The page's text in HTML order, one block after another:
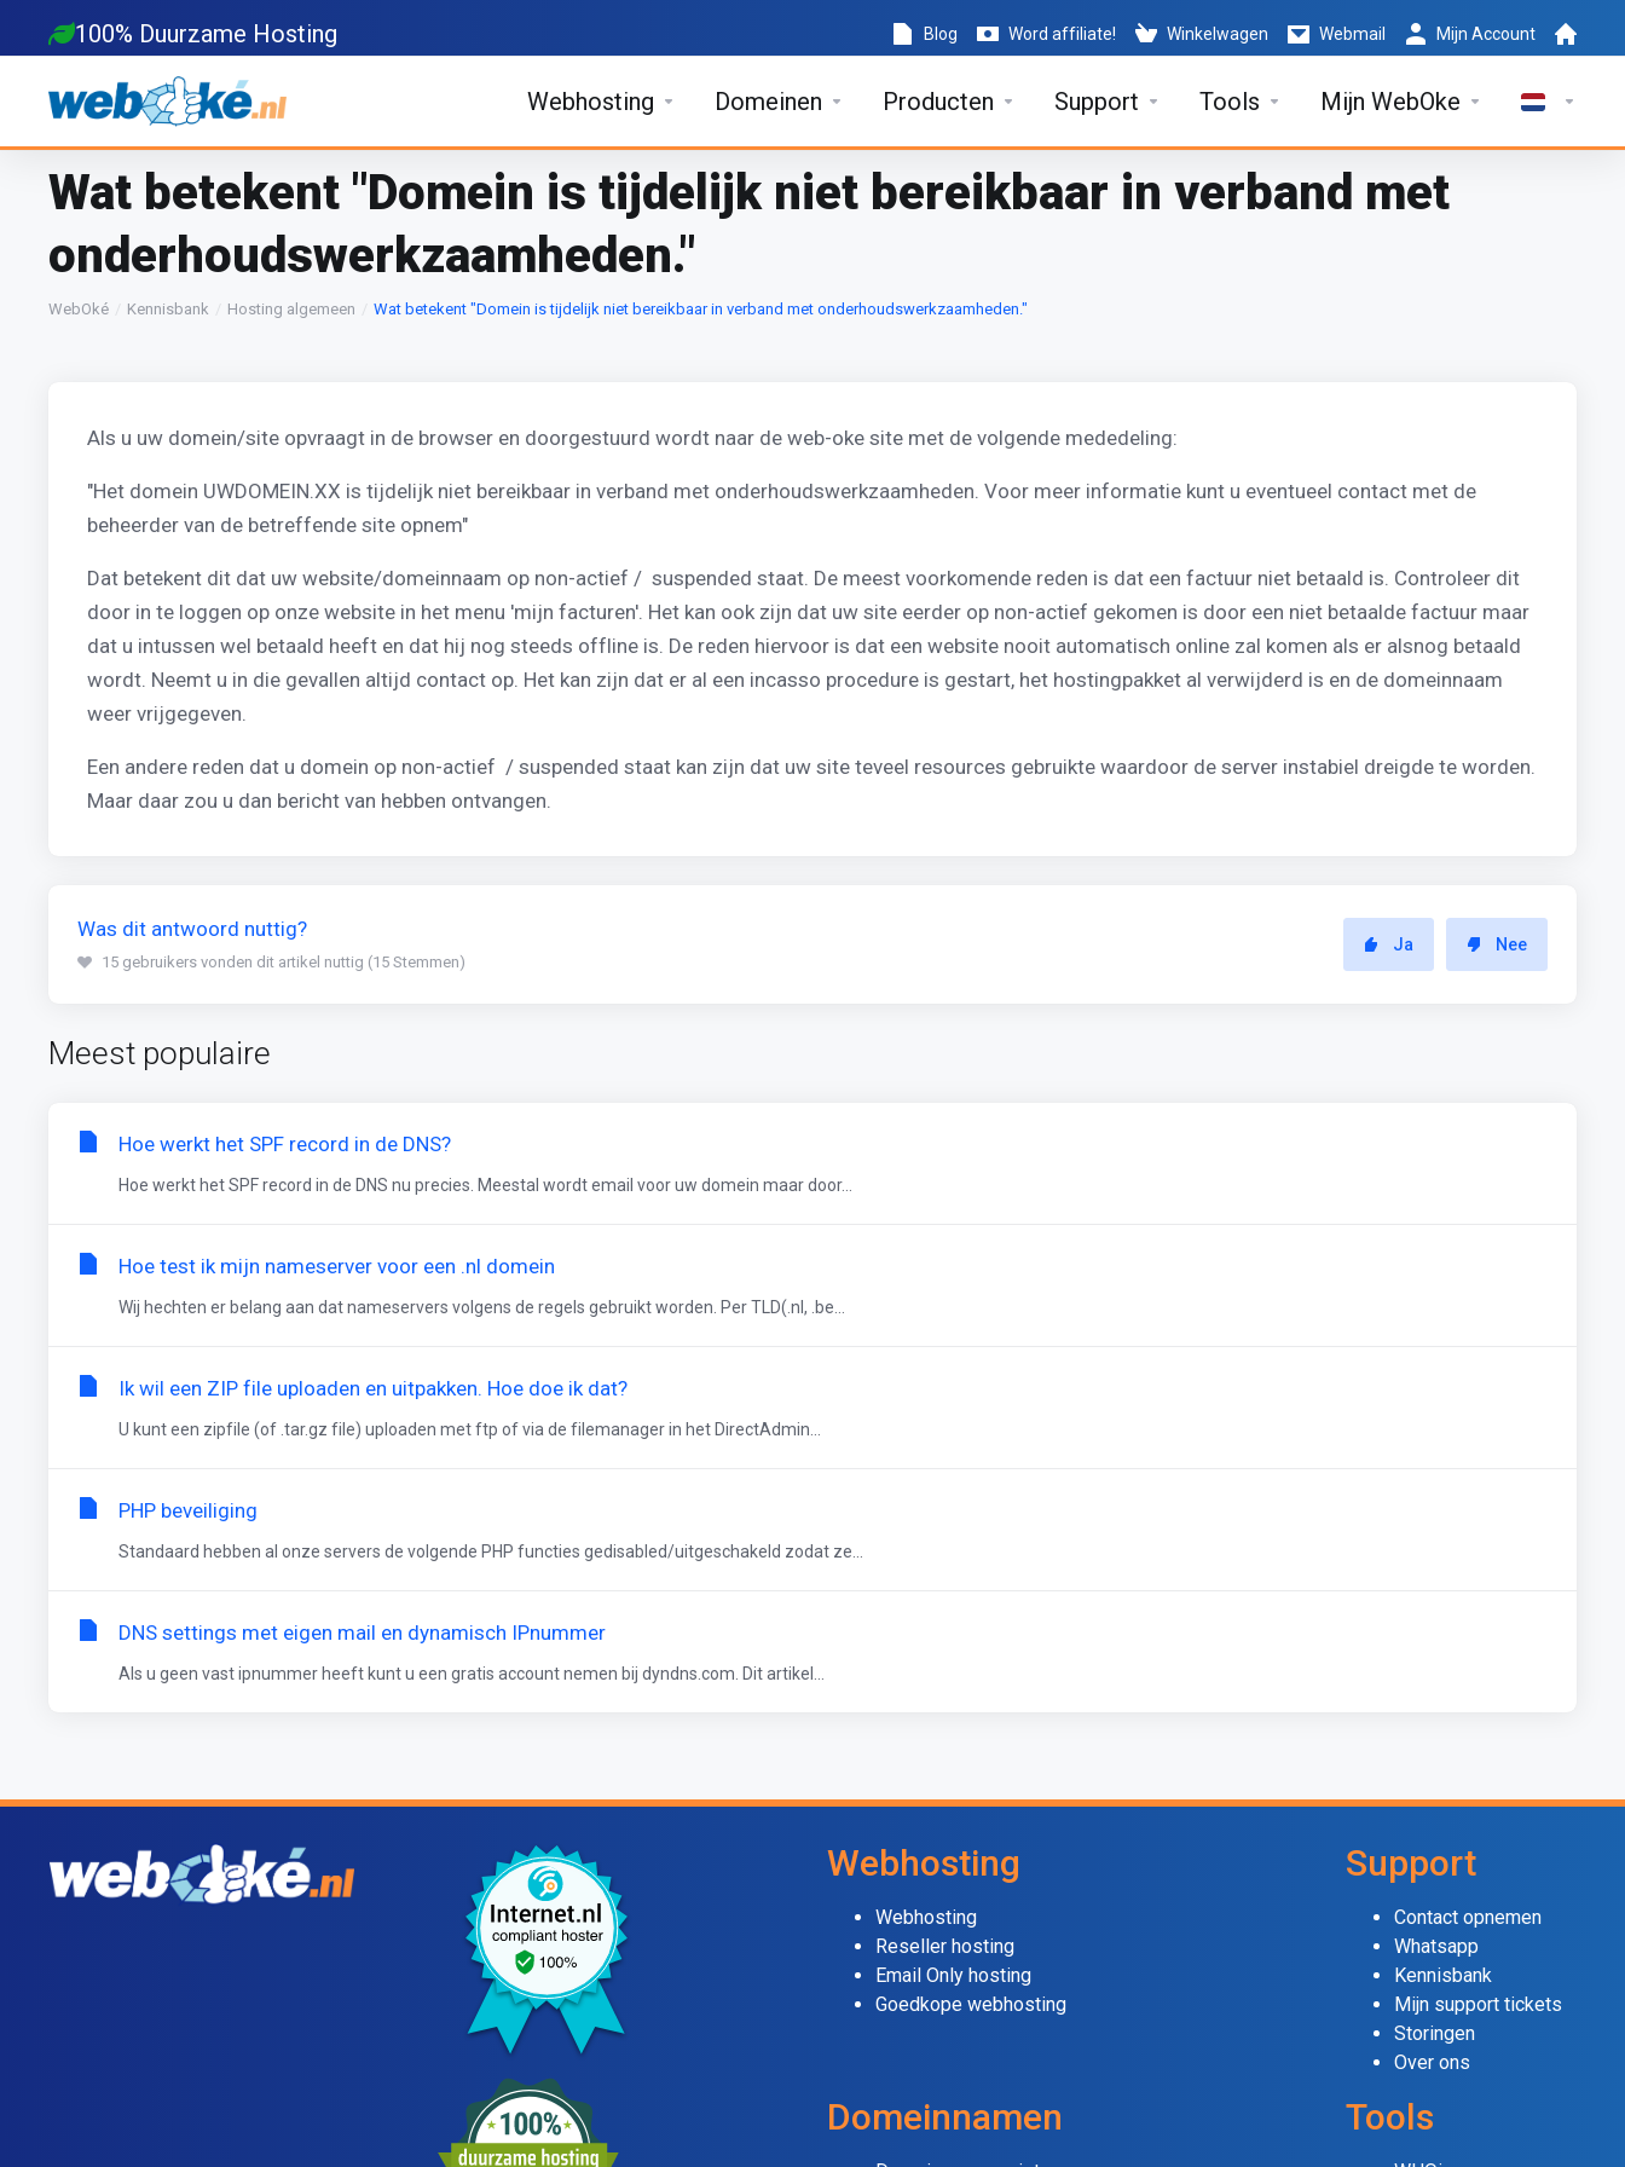
100% Duurzame Hosting Blog Word affiliate! Winkelwagen Webmail Mijn Account
Webhosting Domeinen Producten Support Tools Mijn WebOke
Wat betekent "Domein is tijdelijk niet bereikbaar in verband met
onderhoudswerkzaamheden."
WebOké Kennisbank Hosting algemeen Wat betekent "Domein is tijdelijk niet bereikbaar in verband met onderhoudswerkzaamheden."
Als u uw domein/site opvraagt in de browser en doorgestuurd wordt naar de web-oke site met de volgende mededeling:
"Het domein UWDOMEIN.XX is tijdelijk niet bereikbaar in verband met onderhoudswerkzaamheden. Voor meer informatie kunt u eventueel contact met de
beheerder van de betreffende site opnem"
Dat betekent dit dat uw website/domeinnaam op non-actief / suspended staat. De meest voorkomende reden is dat een factuur niet betaald is. Controleer dit
door in te loggen op onze website in het menu 'mijn facturen'. Het kan ook zijn dat uw site eerder op non-actief gekomen is door een niet betaalde factuur maar
dat u intussen wel betaald heeft en dat hij nog steeds offline is. De reden hiervoor is dat een website nooit automatisch online zal komen als er alsnog betaald
wordt. Neemt u in die gevallen altijd contact op. Het kan zijn dat er al een incasso procedure is gestart, het hostingpakket al verwijderd is en de domeinnaam
weer vrijgegeven.
Een andere reden dat u domein op non-actief / suspended staat kan zijn dat uw site teveel resources gebruikte waardoor de server instabiel dreigde te worden.
Maar daar zou u dan bericht van hebben ontvangen.
Was dit antwoord nuttig?
15 gebruikers vonden dit artikel nuttig (15 Stemmen)
Ja Nee
Meest populaire
Hoe werkt het SPF record in de DNS?
Hoe werkt het SPF record in de DNS nu precies. Meestal wordt email voor uw domein maar door...
Hoe test ik mijn nameserver voor een .nl domein
Wij hechten er belang aan dat nameservers volgens de regels gebruikt worden. Per TLD(.nl, .be...
Ik wil een ZIP file uploaden en uitpakken. Hoe doe ik dat?
U kunt een zipfile (of .tar.gz file) uploaden met ftp of via de filemanager in het DirectAdmin...
PHP beveiliging
Standaard hebben al onze servers de volgende PHP functies gedisabled/uitgeschakeld zodat ze...
DNS settings met eigen mail en dynamisch IPnummer
Als u geen vast ipnummer heeft kunt u een gratis account nemen bij dyndns.com. Dit artikel...
Webhosting
Webhosting
Reseller hosting
Email Only hosting
Goedkope webhosting
Support
Contact opnemen
Whatsapp
Kennisbank
Mijn support tickets
Storingen
Over ons
Domeinnamen Tools